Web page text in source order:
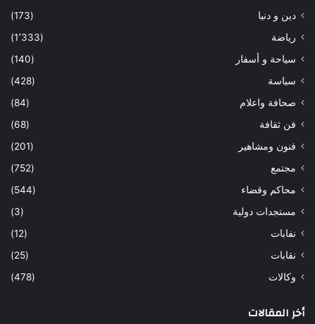
دين و دنيا
(173)
رياضة
(1٬333)
سياحة و أسفار
(140)
سياسة
(428)
صحافة واعلام
(84)
فن ثقافة
(68)
فنون ومشاهير
(201)
مجتمع
(752)
محاكم وقضاء
(544)
مستجدات دولية
(3)
نفابات
(12)
نقابات
(25)
وكالات
(478)
أخر المقالات